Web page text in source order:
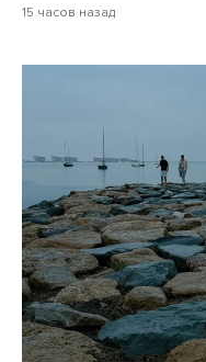
15 часов назад